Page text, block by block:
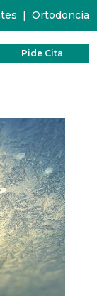
| Ortodoncia
Pide Cita